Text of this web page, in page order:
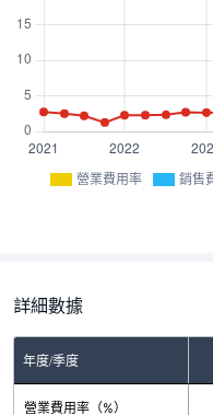
營業費用率 銷售
詳細數據
年度/季度2025-Q4
營業費用率（%）
34.46